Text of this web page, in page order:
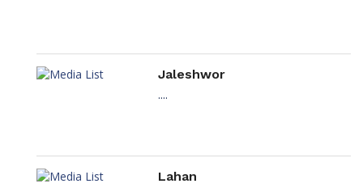
Jaleshwor
....
Lahan